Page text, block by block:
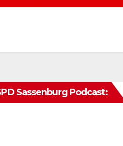
Sassenburg Podcast: